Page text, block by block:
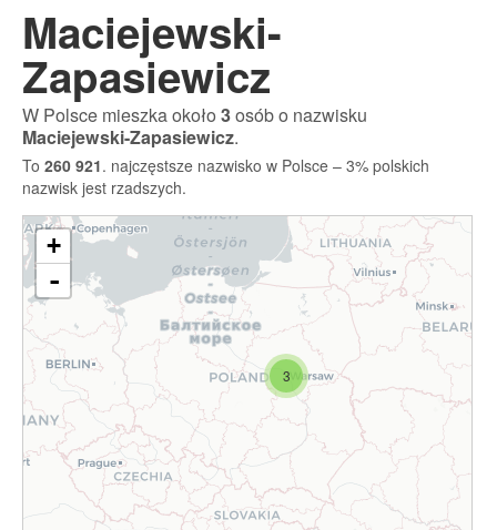
Maciejewski-
Zapasiewicz
W Polsce mieszka około3osób o nazwisku
Maciejewski-Zapasiewicz.
To 260 921. najczęstsze nazwisko w Polsce – 3% polskich
nazwisk jest rzadszych.
3
+
-